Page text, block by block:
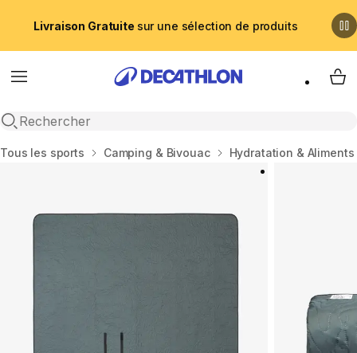
Livraison Gratuite sur une sélection de produits
Menu
Recherche ouverte
My
Accueil
Tous les sports Camping & Bivouac Hydratation & Aliments